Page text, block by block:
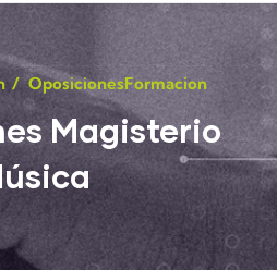
/ OposicionesFormacion
Magisterio